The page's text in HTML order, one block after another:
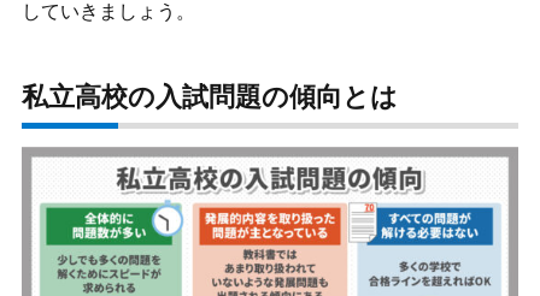
していきましょう。
私立高校の入試問題の傾向とは